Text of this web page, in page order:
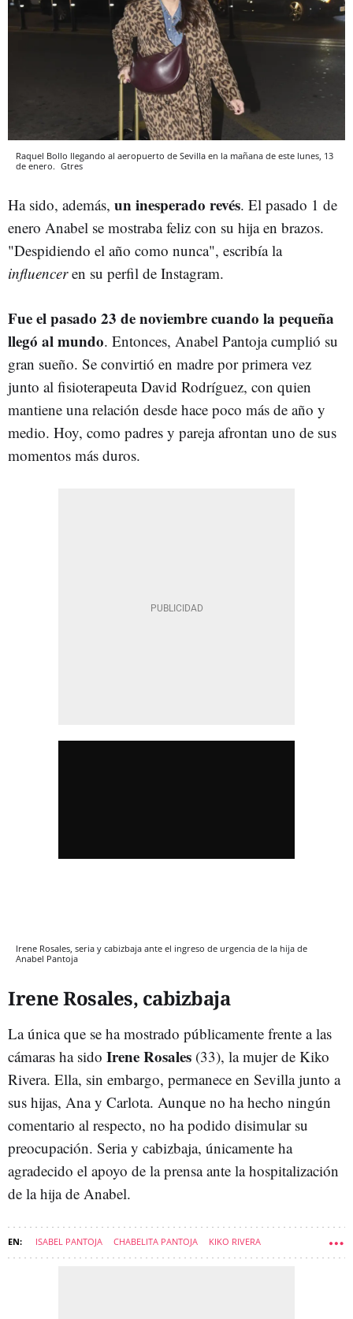
Raquel Bollo llegando al aeropuerto de Sevilla en la mañana de este lunes, 13
de enero. Gtres
Ha sido, además, un inesperado revés. El pasado 1 de
enero Anabel se mostraba feliz con su hija en brazos.
"Despidiendo el año como nunca", escribía la
influenceren su perfil de Instagram.
Fue el pasado 23 de noviembre cuando la pequeña
llegó al mundo. Entonces, Anabel Pantoja cumplió su
gran sueño. Se convirtió en madre por primera vez
junto al fisioterapeuta David Rodríguez, con quien
mantiene una relación desde hace poco más de año y
medio. Hoy, como padres y pareja afrontan uno de sus
momentos más duros.
Irene Rosales, seria y cabizbaja ante el ingreso de urgencia de la hija de
Anabel Pantoja
Irene Rosales, cabizbaja
La única que se ha mostrado públicamente frente a las
cámaras ha sido Irene Rosales (33), la mujer de Kiko
Rivera. Ella, sin embargo, permanece en Sevilla junto a
sus hijas, Ana y Carlota. Aunque no ha hecho ningún
comentario al respecto, no ha podido disimular su
preocupación. Seria y cabizbaja, únicamente ha
agradecido el apoyo de la prensa ante la hospitalización
de la hija de Anabel.
ISABEL PANTOJA CHABELITA PANTOJA KIKO RIVERA